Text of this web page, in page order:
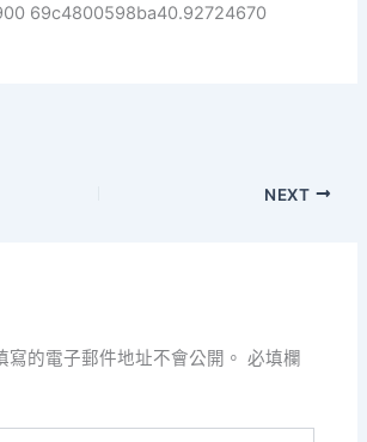
69c4800598ba40.92724670
NEXT
寫的電子郵件地址不會公開。 必填欄